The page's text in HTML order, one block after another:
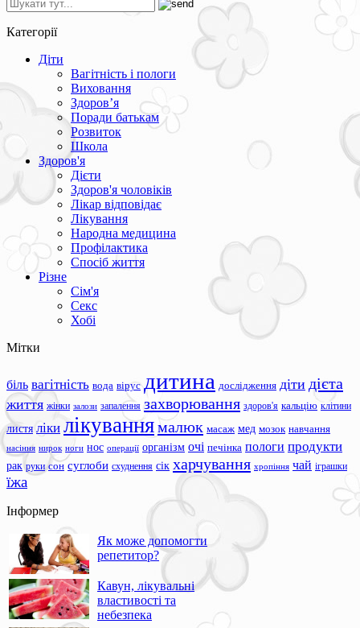
Категорії
Діти
Вагітність і пологи
Виховання
Здоров’я
Поради батькам
Розвиток
Школа
Здоров'я
Дієти
Здоров'я чоловіків
Лікар відповідає
Лікування
Народна медицина
Профілактика
Спосіб життя
Різне
Сім'я
Секс
Хобі
Мітки
біль вагітність вода вірус дитина дослідження діти дієта
життя жінки залози запалення захворювання здоров'я кальцію клітини
листя ліки лікуваннямалюк масаж мед мозок навчання
насіння нирок ноги нос операції організм очі печінка пологи продукти
рак руки сон суглоби схуднення сік харчування хропіння чай іграшки
їжа
Інформер
Як може допомогти
репетитор?
Кавун, лікувальні
властивості та
небезпека